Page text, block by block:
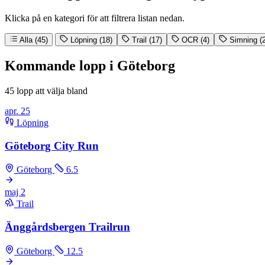
Klicka på en kategori för att filtrera listan nedan.
Alla (45) Löpning (18) Trail (17) OCR (4) Simning
Kommande lopp i Göteborg
45 lopp att välja bland
apr. 25
Löpning
Göteborg City Run
Göteborg 6.5
maj 2
Trail
Änggårdsbergen Trailrun
Göteborg 12.5